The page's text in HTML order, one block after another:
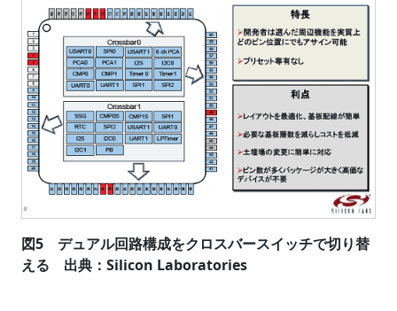
図5 デュアル回路構成をクロスバースイッチで切り替
える 出典：Silicon Laboratories